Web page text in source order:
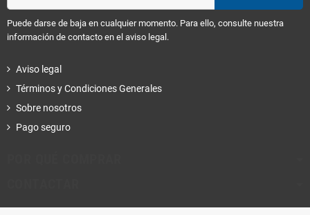
Puede darse de baja en cualquier momento. Para ello, consulte nuestra
información de contacto en el aviso legal.
Aviso legal
Términos y Condiciones Generales
Sobre nosotros
Pago seguro